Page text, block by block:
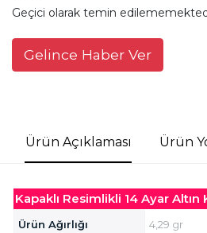
Geçici olarak temin
Gelince Haber Ver
Ürün Açıklaması Ürün
Kapaklı Resimlikli 14 Ayar Altın
Ürün Ağırlığı 4,29 gr